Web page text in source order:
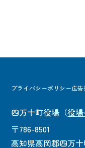
プライバシーポリシー広
四万十町役場 （役
〒786-8501
高知県高岡郡四万